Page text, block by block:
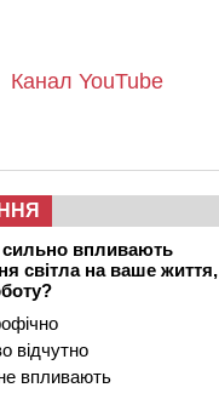
Канал YouTube
сильно впливають
світла на ваше життя,
відчутно
впливають